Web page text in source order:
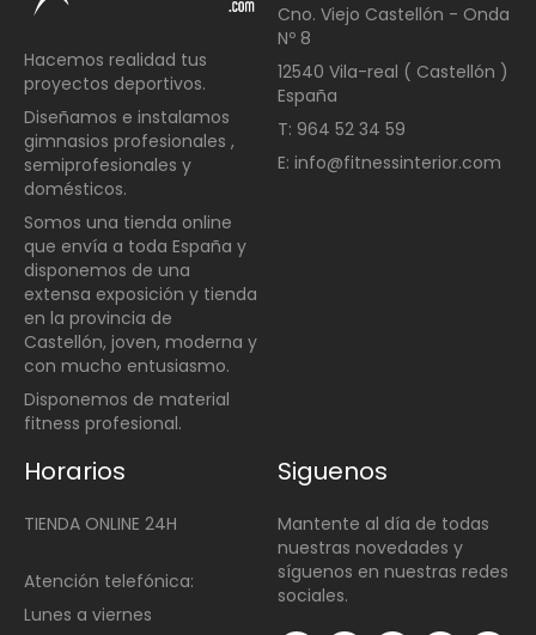
Hacemos realidad tus
proyectos deportivos.
Diseñamos e instalamos
gimnasios profesionales ,
semiprofesionales y
domésticos.
Somos una tienda online
que envía a toda España y
disponemos de una
extensa exposición y tienda
en la provincia de
Castellón, joven, moderna y
con mucho entusiasmo.
Disponemos de material
fitness profesional.
Cno. Viejo Castellón - Onda
Nº 8
12540 Vila-real ( Castellón )
España
T: 964 52 34 59
E: info@fitnessinterior.com
Horarios
TIENDA ONLINE 24H
Atención telefónica:
Lunes a viernes
Siguenos
Mantente al día de todas
nuestras novedades y
síguenos en nuestras redes
sociales.